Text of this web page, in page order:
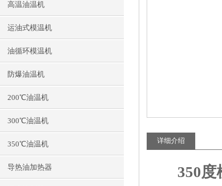
高温油温机
运油式模温机
油循环模温机
防爆油温机
200℃油温机
300℃油温机
350℃油温机
导热油加热器
详细介绍
350